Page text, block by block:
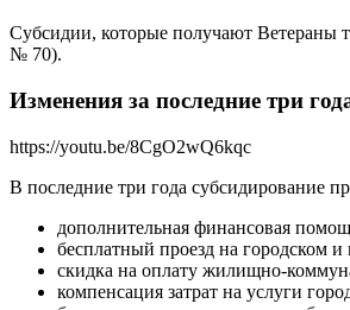
Субсидии, которые получают Ветераны
№ 70).
Изменения за последние три
https://youtu.be/8CgO2wQ6kqc
В последние три года субсидирование
дополнительная финансовая
бесплатный проезд на городском
скидка на оплату жилищно-
компенсация затрат на услуги